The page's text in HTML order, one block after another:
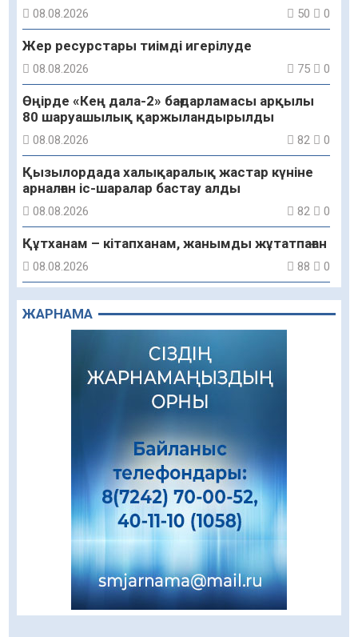
08.08.2026 50 0
Жер ресурстары тиімді игерілуде
08.08.2026 75 0
Өңірде «Кең дала-2» бағдарламасы арқылы
80 шаруашылық қаржыландырылды
08.08.2026 82 0
Қызылордада халықаралық жастар күніне
арналған іс-шаралар бастау алды
08.08.2026 82 0
Құтханам – кітапханам, жанымды жұтатпаған
08.08.2026 88 0
Құрылыс қарқыны – қала дамуының айғағы
08.08.2026
Зәулім ғимараттарда туған жерді түлеткен
азаматтардың қолтаңбасы бар
Еңбегі ерлікпен тең мамандық
Даналықтың шырағданы, ой-сананың
шамшырағы
08.08.2026
Кенеге қарсы залалсыздандыру жұмыстары
жүргізілуде
07.08.2026
ЖАРНАМА